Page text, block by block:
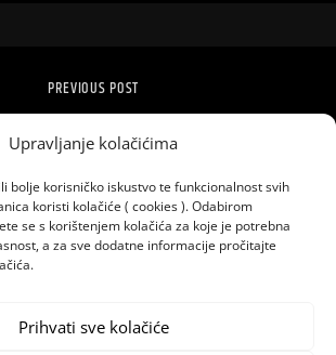
Upravljanje kolačićima
bolje korisničko iskustvo te funkcionalnost svih
koristi kolačiće ( cookies ). Odabirom
se s korištenjem kolačića za koje je potrebna
a za sve dodatne informacije pročitajte
Prihvati sve kolačiće
PREVIOUS POST
OBJEKTI OSLOBOĐENI
RAČUNA